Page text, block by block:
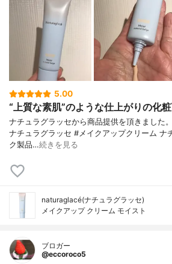
5.00
“上質な素肌”のような仕上がりの化
ナチュラグラッセから商品提供を頂きました
ナチュラグラッセ #メイクアップクリーム ナ
ク製品…続きを見る
naturaglacé(ナチュラグラッセ)
メイクアップ クリーム モイスト
ブロガー
@eccoroco5